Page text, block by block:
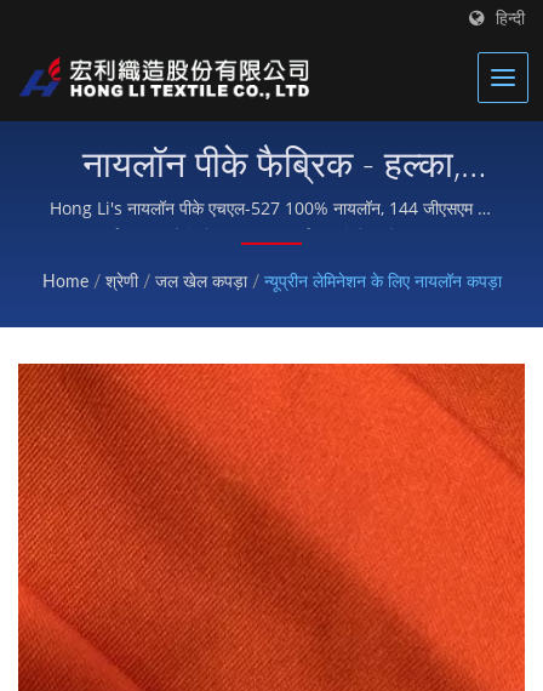
हिन्दी
नायलॉन पीके फैब्रिक - हल्का,
घर्षण प्रतिरोधी और लेमिनेशन-
तैयार
Hong Li's नायलॉन पीके एचएल-527 100% नायलॉन, 144 जीएसएम की
बुनी हुई सामग्री है जिसे उच्च ताकत, घर्षण प्रतिरोध और बहुपरकारी
लेमिनेशन के लिए तैयार किया गया है, जो खेल परिधान, फुटवियर, बैग और
बाहरी उपकरण निर्माताओं की सेवा करता है।
Home / श्रेणी / जल खेल कपड़ा / न्यूप्रीन लेमिनेशन के लिए नायलॉन कपड़ा